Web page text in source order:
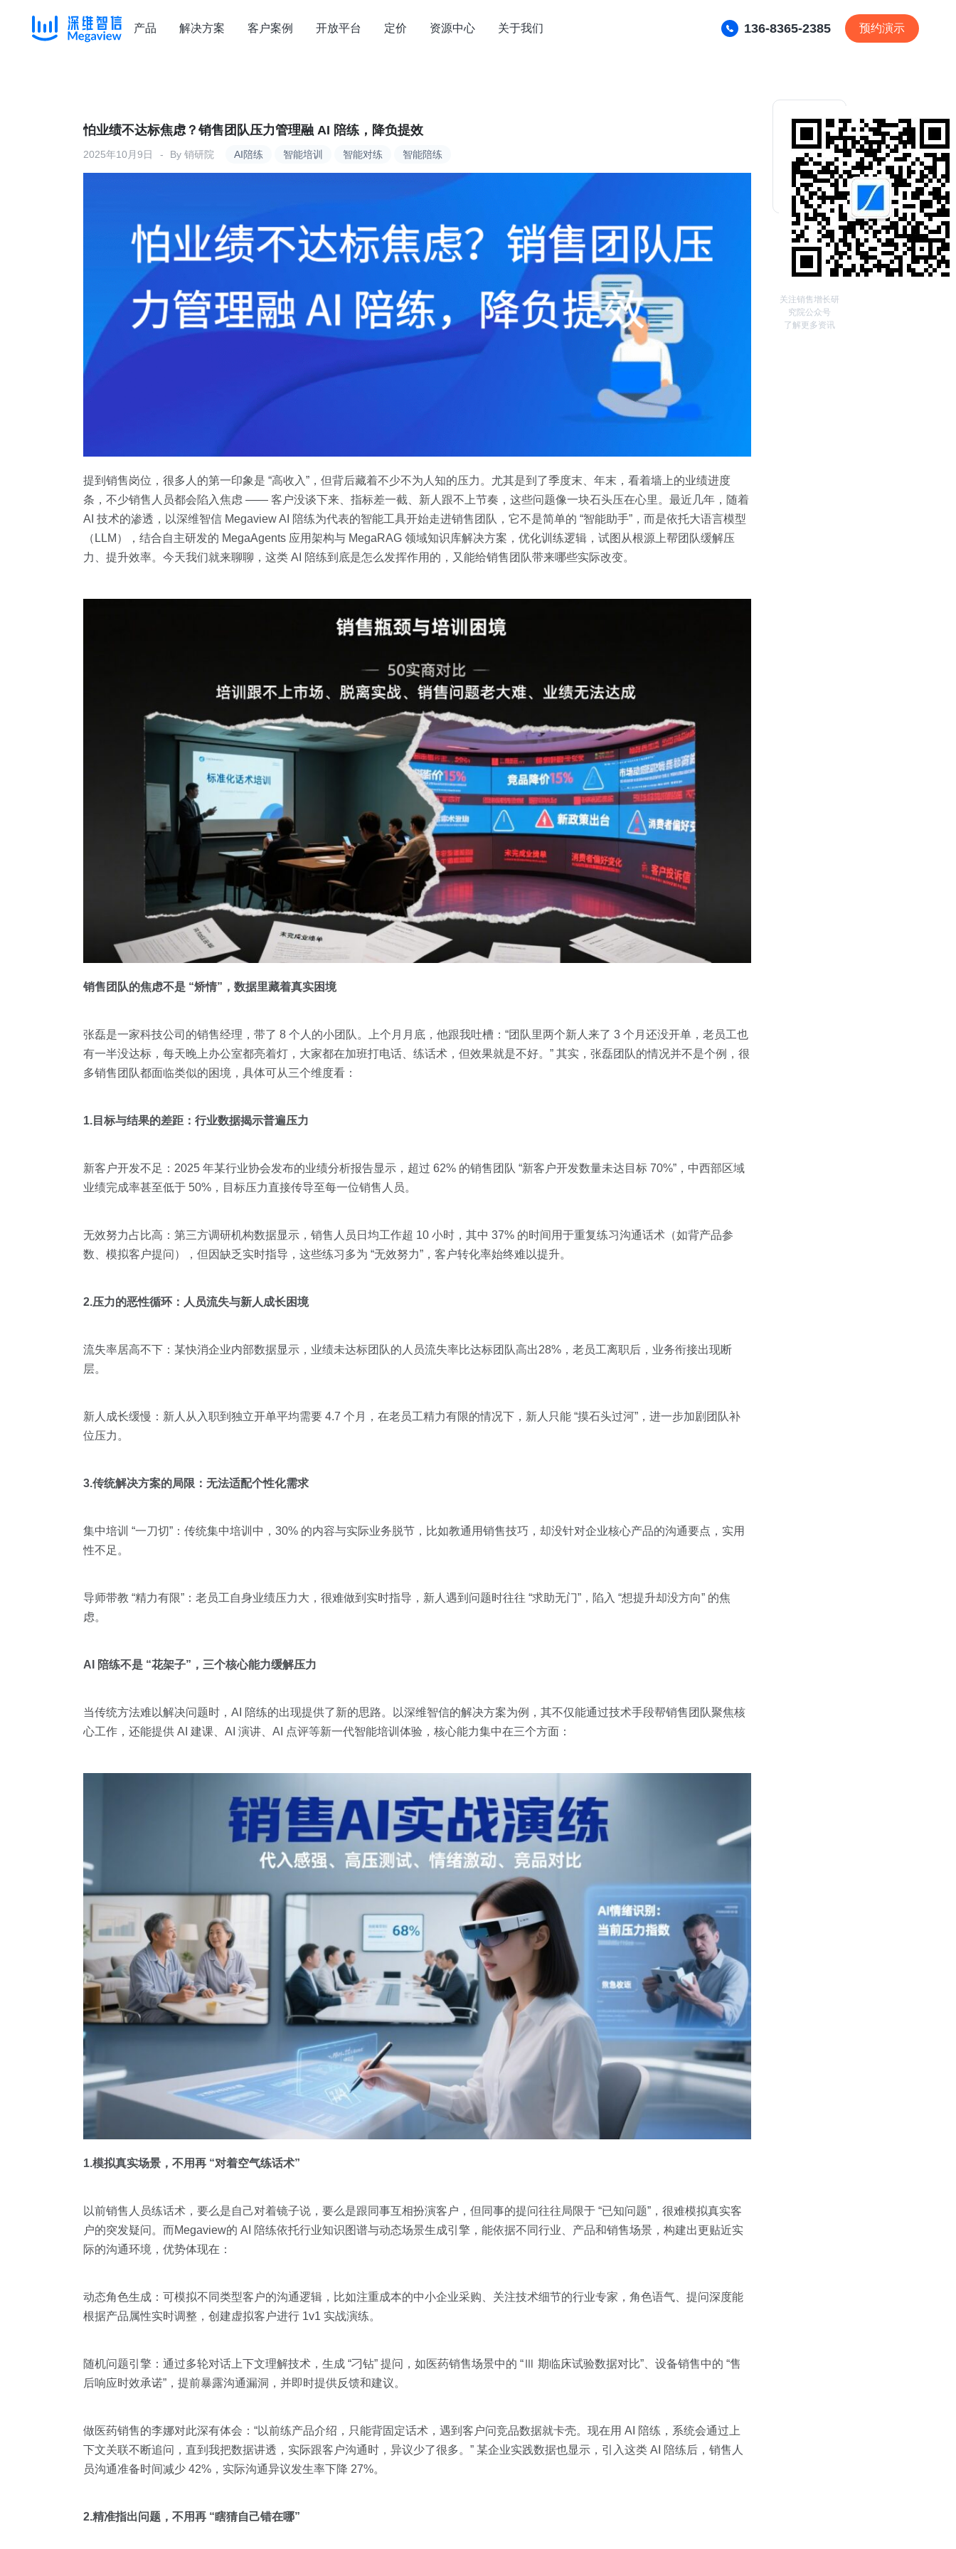
产品 解决方案 客户案例 开放平台 定价 资源中心 关于我们 136-8365-2385 预约演示
AI陪练 智能培训 智能对练 智能陪练
怕业绩不达标焦虑？销售团队压力管理融 AI 陪练，降负提效
2025年10月9日 By 销研院
提到销售岗位，很多人的第一印象是 “高收入”，但背后藏着不少不为人知的压力。尤其是到了季度末、年末，看着墙上的业绩进度
条，不少销售人员都会陷入焦虑 —— 客户没谈下来、指标差一截、新人跟不上节奏，这些问题像一块石头压在心里。最近几年，随着
AI 技术的渗透，以深维智信 Megaview AI 陪练为代表的智能工具开始走进销售团队，它不是简单的 “智能助手”，而是依托大语言模型
（LLM），结合自主研发的 MegaAgents 应用架构与 MegaRAG 领域知识库解决方案，优化训练逻辑，试图从根源上帮团队缓解压
力、提升效率。今天我们就来聊聊，这类 AI 陪练到底是怎么发挥作用的，又能给销售团队带来哪些实际改变。
销售团队的焦虑不是 “矫情”，数据里藏着真实困境
张磊是一家科技公司的销售经理，带了 8 个人的小团队。上个月月底，他跟我吐槽：“团队里两个新人来了 3 个月还没开单，老员工也
有一半没达标，每天晚上办公室都亮着灯，大家都在加班打电话、练话术，但效果就是不好。” 其实，张磊团队的情况并不是个例，很
多销售团队都面临类似的困境，具体可从三个维度看：
1.目标与结果的差距：行业数据揭示普遍压力
新客户开发不足：2025 年某行业协会发布的业绩分析报告显示，超过 62% 的销售团队 “新客户开发数量未达目标 70%”，中西部区域
业绩完成率甚至低于 50%，目标压力直接传导至每一位销售人员。
无效努力占比高：第三方调研机构数据显示，销售人员日均工作超 10 小时，其中 37% 的时间用于重复练习沟通话术（如背产品参
数、模拟客户提问），但因缺乏实时指导，这些练习多为 “无效努力”，客户转化率始终难以提升。
2.压力的恶性循环：人员流失与新人成长困境
流失率居高不下：某快消企业内部数据显示，业绩未达标团队的人员流失率比达标团队高出28%，老员工离职后，业务衔接出现断
层。
新人成长缓慢：新人从入职到独立开单平均需要 4.7 个月，在老员工精力有限的情况下，新人只能 “摸石头过河”，进一步加剧团队补
位压力。
3.传统解决方案的局限：无法适配个性化需求
集中培训 “一刀切”：传统集中培训中，30% 的内容与实际业务脱节，比如教通用销售技巧，却没针对企业核心产品的沟通要点，实用
性不足。
导师带教 “精力有限”：老员工自身业绩压力大，很难做到实时指导，新人遇到问题时往往 “求助无门”，陷入 “想提升却没方向” 的焦
虑。
AI 陪练不是 “花架子”，三个核心能力缓解压力
当传统方法难以解决问题时，AI 陪练的出现提供了新的思路。以深维智信的解决方案为例，其不仅能通过技术手段帮销售团队聚焦核
心工作，还能提供 AI 建课、AI 演讲、AI 点评等新一代智能培训体验，核心能力集中在三个方面：
1.模拟真实场景，不用再 “对着空气练话术”
以前销售人员练话术，要么是自己对着镜子说，要么是跟同事互相扮演客户，但同事的提问往往局限于 “已知问题”，很难模拟真实客
户的突发疑问。而Megaview的 AI 陪练依托行业知识图谱与动态场景生成引擎，能依据不同行业、产品和销售场景，构建出更贴近实
际的沟通环境，优势体现在：
动态角色生成：可模拟不同类型客户的沟通逻辑，比如注重成本的中小企业采购、关注技术细节的行业专家，角色语气、提问深度能
根据产品属性实时调整，创建虚拟客户进行 1v1 实战演练。
随机问题引擎：通过多轮对话上下文理解技术，生成 “刁钻” 提问，如医药销售场景中的 “Ⅲ 期临床试验数据对比”、设备销售中的 “售
后响应时效承诺”，提前暴露沟通漏洞，并即时提供反馈和建议。
做医药销售的李娜对此深有体会：“以前练产品介绍，只能背固定话术，遇到客户问竞品数据就卡壳。现在用 AI 陪练，系统会通过上
下文关联不断追问，直到我把数据讲透，实际跟客户沟通时，异议少了很多。” 某企业实践数据也显示，引入这类 AI 陪练后，销售人
员沟通准备时间减少 42%，实际沟通异议发生率下降 27%。
2.精准指出问题，不用再 “瞎猜自己错在哪”
关注销售增长研
究院公众号
了解更多资讯